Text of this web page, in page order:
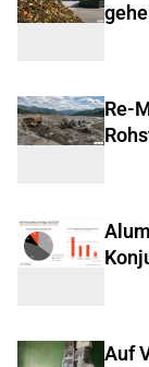
Re-
Auf